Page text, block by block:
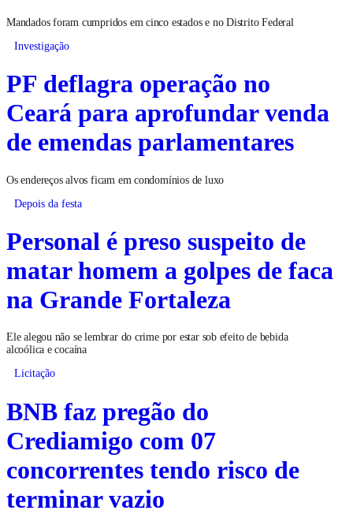
Mandados foram cumpridos em cinco estados e no Distrito Federal
Investigação
PF deflagra operação no
Ceará para aprofundar venda
de emendas parlamentares
Os endereços alvos ficam em condomínios de luxo
Depois da festa
Personal é preso suspeito de
matar homem a golpes de faca
na Grande Fortaleza
Ele alegou não se lembrar do crime por estar sob efeito de bebida
alcoólica e cocaína
Licitação
BNB faz pregão do
Crediamigo com 07
concorrentes tendo risco de
terminar vazio